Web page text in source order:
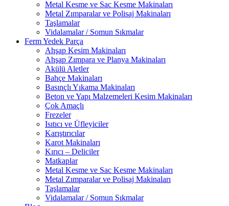
Metal Kesme ve Sac Kesme Makinaları
Metal Zımparalar ve Polisaj Makinaları
Taşlamalar
Vidalamalar / Somun Sıkmalar
Ferm Yedek Parça
Ahşap Kesim Makinaları
Ahşap Zımpara ve Planya Makinaları
Akülü Aletler
Bahçe Makinaları
Basınçlı Yıkama Makinaları
Beton ve Yapı Malzemeleri Kesim Makinaları
Çok Amaçlı
Frezeler
Isıtıcı ve Üfleyiciler
Karıştırıcılar
Karot Makinaları
Kırıcı – Deliciler
Matkaplar
Metal Kesme ve Sac Kesme Makinaları
Metal Zımparalar ve Polisaj Makinaları
Taşlamalar
Vidalamalar / Somun Sıkmalar